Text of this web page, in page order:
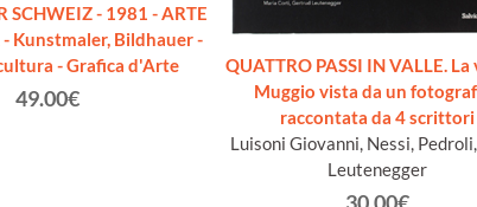
SCHWEIZ - 1981 - ARTE
- Kunstmaler, Bildhauer -
- Grafica d'Arte
49.00€
QUATTRO PASSI IN VALLE. La
Muggio vista da un
raccontata da 4 scrittori
Luisoni Giovanni, Nessi,
Leutenegger